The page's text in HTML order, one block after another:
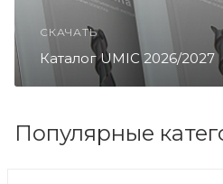
СКАЧАТЬ
Каталог UMIC 2026/2027
Популярные